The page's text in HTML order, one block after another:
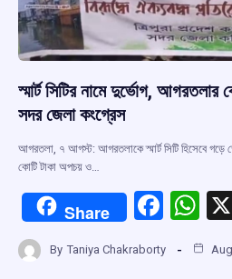
স্মার্ট সিটির নামে দুর্ভোগ, আগরতলার
সদর জেলা কংগ্রেস
আগরতলা, ৭ আগস্ট: আগরতলাকে স্মার্ট সিটি হিসেবে গড়ে
কোটি টাকা অপচয় ও…
Share
F
ce
W
h
at
By Taniya Chakraborty